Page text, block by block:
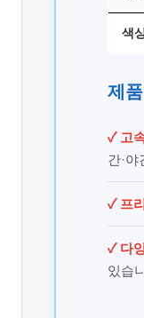
색
제
✓ 고
간·
✓ 프
✓ 다
있습